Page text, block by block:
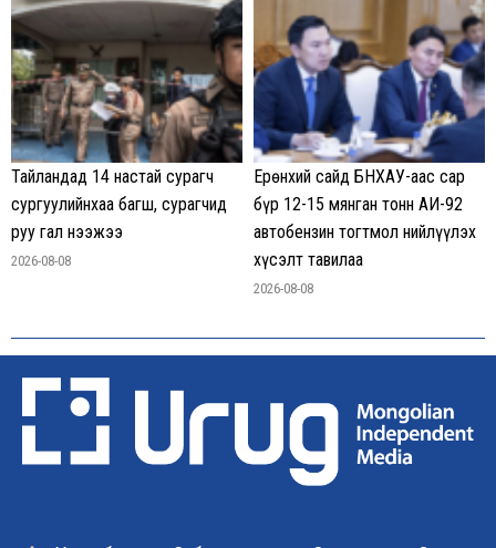
Тайландад 14 настай сурагч
сургуулийнхаа багш, сурагчид
руу гал нээжээ
2026-08-08
Ерөнхий сайд БНХАУ-аас сар
бүр 12-15 мянган тонн АИ-92
автобензин тогтмол нийлүүлэх
хүсэлт тавилаа
2026-08-08